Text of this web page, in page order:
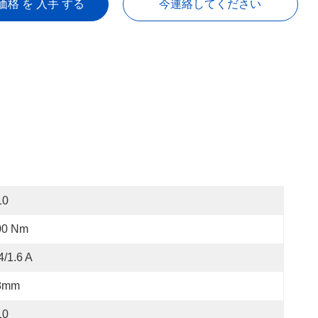
格 を 入手 する 今連絡してください
Nm
1.6 A